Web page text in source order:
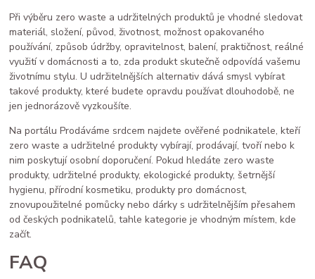
Při výběru zero waste a udržitelných produktů je vhodné sledovat
materiál, složení, původ, životnost, možnost opakovaného
používání, způsob údržby, opravitelnost, balení, praktičnost, reálné
využití v domácnosti a to, zda produkt skutečně odpovídá vašemu
životnímu stylu. U udržitelnějších alternativ dává smysl vybírat
takové produkty, které budete opravdu používat dlouhodobě, ne
jen jednorázově vyzkoušíte.
Na portálu Prodáváme srdcem najdete ověřené podnikatele, kteří
zero waste a udržitelné produkty vybírají, prodávají, tvoří nebo k
nim poskytují osobní doporučení. Pokud hledáte zero waste
produkty, udržitelné produkty, ekologické produkty, šetrnější
hygienu, přírodní kosmetiku, produkty pro domácnost,
znovupoužitelné pomůcky nebo dárky s udržitelnějším přesahem
od českých podnikatelů, tahle kategorie je vhodným místem, kde
začít.
FAQ